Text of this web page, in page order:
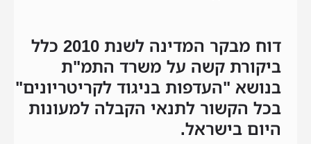
דוח מבקר המדינה לשנת 2010 כלל
ביקורת קשה על משרד התמ"ת
בנושא "העדפות בניגוד לקריטריונים"
בכל הקשור לתנאי הקבלה למעונות
היום בישראל.